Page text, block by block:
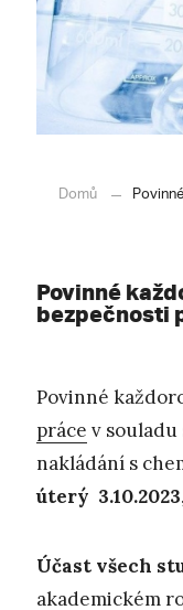
Domů
Povinné
bezpečnosti
Povinné
práce v
nakládání s
úterý
Účast všech
akademickém